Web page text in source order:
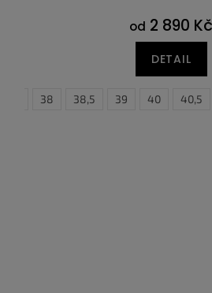
od 2 890 Kč
DETAIL
38 38,5 39 40 40,5